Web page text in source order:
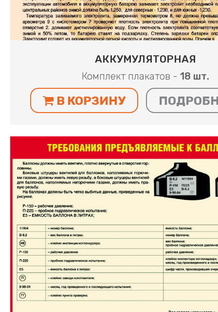
АККУМУЛЯТОРНАЯ
Комплект плакатов - 18 шт.
В КОРЗИНУ